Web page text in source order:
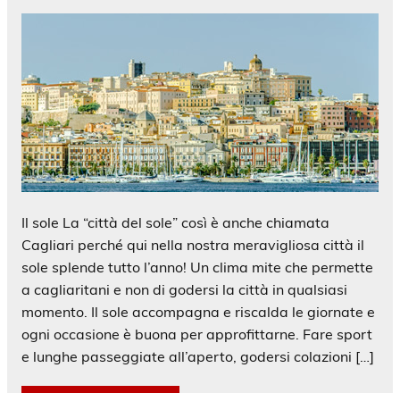
Il sole La “città del sole” così è anche chiamata
Cagliari perché qui nella nostra meravigliosa città il
sole splende tutto l’anno! Un clima mite che permette
a cagliaritani e non di godersi la città in qualsiasi
momento. Il sole accompagna e riscalda le giornate e
ogni occasione è buona per approfittarne. Fare sport
e lunghe passeggiate all’aperto, godersi colazioni […]